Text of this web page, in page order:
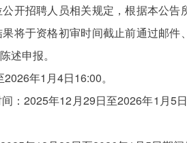
开招聘人员相关规定，根据本公告
将于资格初审时间截止前通过邮件
述申报。
年1月4日16:00。
：2025年12月29日至2026年1月5